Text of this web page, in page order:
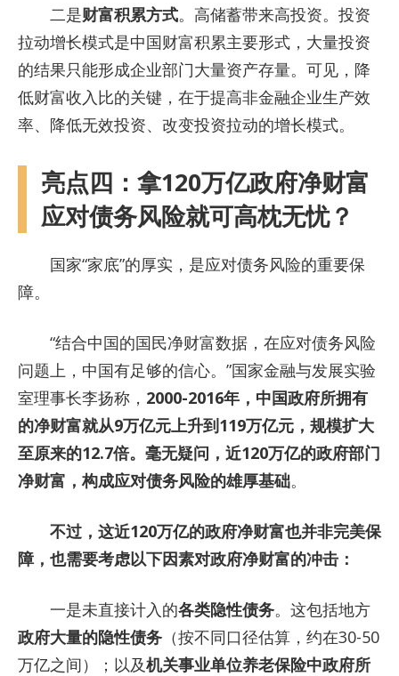
二是财富积累方式。高储蓄带来高投资。投资
拉动增长模式是中国财富积累主要形式，大量投资
的结果只能形成企业部门大量资产存量。可见，降
低财富收入比的关键，在于提高非金融企业生产效
率、降低无效投资、改变投资拉动的增长模式。
亮点四：拿120万亿政府净财富
应对债务风险就可高枕无忧？
国家“家底”的厚实，是应对债务风险的重要保
障。
“结合中国的国民净财富数据，在应对债务风险
问题上，中国有足够的信心。”国家金融与发展实验
室理事长李扬称， 2000-2016年，中国政府所拥有
的净财富就从9万亿元上升到119万亿元，规模扩大
至原来的12.7倍。毫无疑问，近120万亿的政府部门
净财富，构成应对债务风险的雄厚基础。
不过，这近120万亿的政府净财富也并非完美保
障，也需要考虑以下因素对政府净财富的冲击：
一是未直接计入的各类隐性债务。这包括地方
政府大量的隐性债务 （按不同口径估算，约在30-50
万亿之间）；以及机关事业单位养老保险中政府所